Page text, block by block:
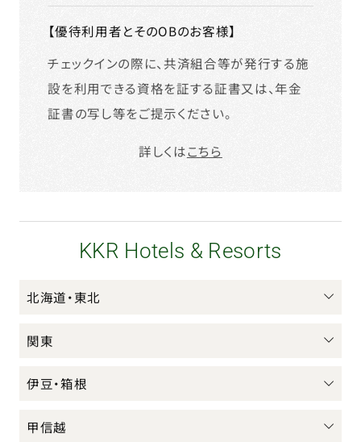
【優待利用者とそのOBのお客様】
チェックインの際に、共済組合等が発行する施
設を利用できる資格を証する証書又は、年金
証書の写し等をご提示ください。
詳しくはこちら
KKR Hotels & Resorts
北海道・東北
関東
伊豆・箱根
甲信越